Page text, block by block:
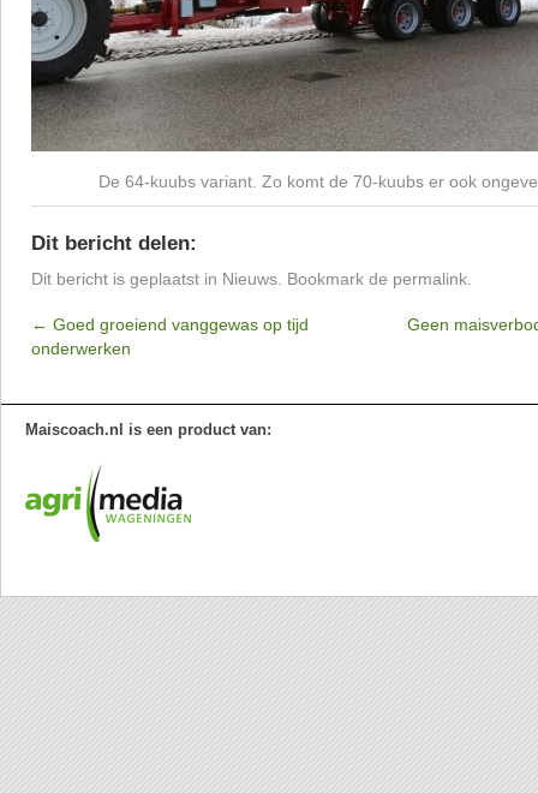
De 64-kuubs variant. Zo komt de 70-kuubs er ook
Dit bericht delen:
Dit bericht is geplaatst in Nieuws . Bookmark de permalink
← Goed groeiend vanggewas op tijd
onderwerken
Geen
Maiscoach.nl is een product van: